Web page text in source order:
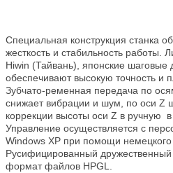
Специальная конструкция станка
жесткость и стабильность
Hiwin (Тайвань), японские шаговые
обеспечивают высокую точность и
Зубчато-ременная передача по
снижает вибрации и шум, по оси Z
коррекции высоты оси Z в ручную в
Управление осуществляется с
Windows XP при помощи немецкого
Русифицированный
формат файлов HPGL.